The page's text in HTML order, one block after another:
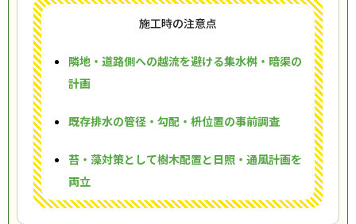
施工時の注意点
隣地・道路側への越流を避ける集水桝・暗渠の
計画
既存排水の管径・勾配・枡位置の事前調査
苔・藻対策として樹木配置と日照・通風計画を
両立